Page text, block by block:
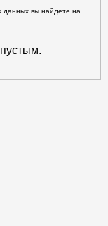
данных вы найдете на